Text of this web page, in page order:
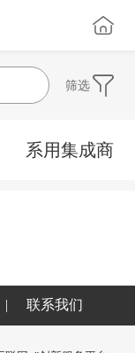
筛选
系用集成商
| 联系我们